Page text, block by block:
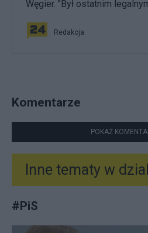
Węgier. "Był ostatnim
Redakcja
Komentarze
POKAŻ
Inne tematy w
#PiS